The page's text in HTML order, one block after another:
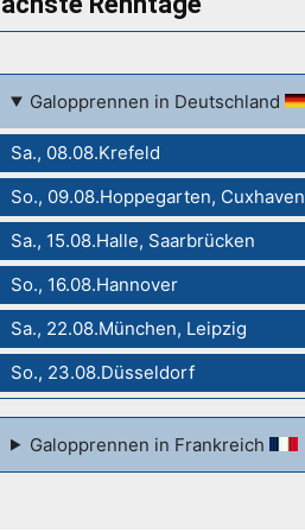
Galopprennen in Deutschland
Sa., 08.08.Krefeld
So., 09.08.Hoppegarten, Cuxhaven
Sa., 15.08.Halle, Saarbrücken
So., 16.08.Hannover
Sa., 22.08.München, Leipzig
So., 23.08.Düsseldorf
Galopprennen in Frankreich